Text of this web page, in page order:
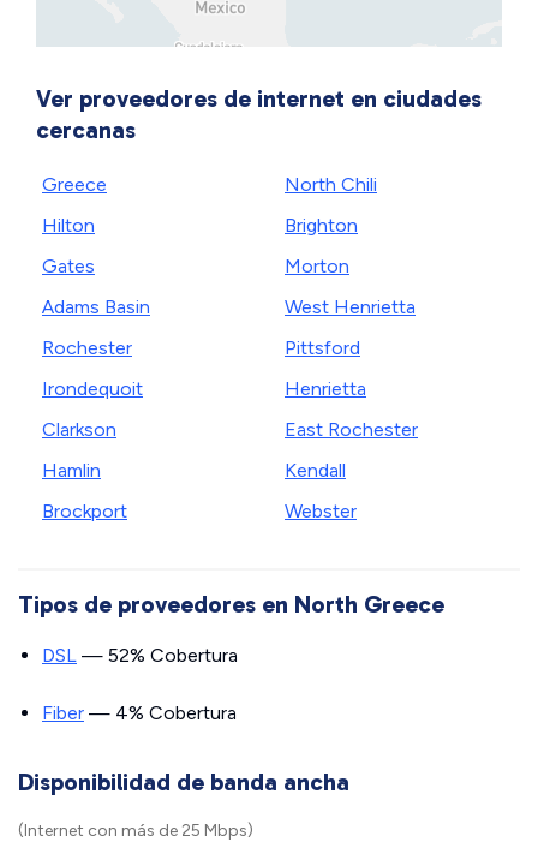
Ver proveedores de internet en ciudades
cercanas
Greece
Hilton
Gates
Adams Basin
Rochester
Irondequoit
Clarkson
Hamlin
Brockport
North Chili
Brighton
Morton
West Henrietta
Pittsford
Henrietta
East Rochester
Kendall
Webster
Tipos de proveedores en North Greece
DSL — 52% Cobertura
Fiber — 4% Cobertura
Disponibilidad de banda ancha
(Internet con más de 25 Mbps)